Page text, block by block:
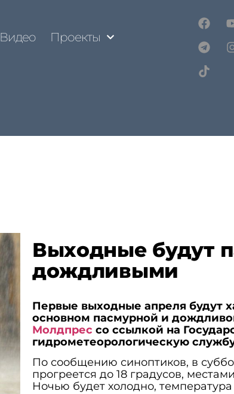
Видео Проекты
Выходные будут
дождливыми
Первые выходные апреля будут
основном пасмурной и
Молдпрес со ссылкой на
гидрометеорологическую
По сообщению синоптиков, в
прогреется до 18 градусов,
Ночью будет холодно,